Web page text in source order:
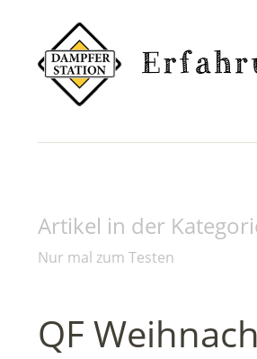
Artikel in der
Nur mal zum Testen
QF